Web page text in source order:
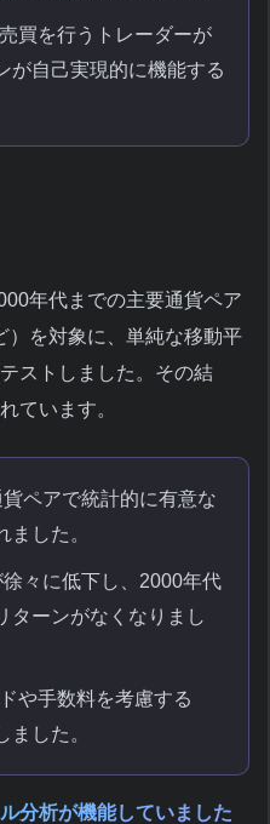
買を行うトレーダーが
が自己実現的に機能する
年代までの主要通貨ペア
）を対象に、単純な移動平
ストしました。その結
ています。
ペアで統計的に有意な
ました。
々に低下し、2000年代
ターンがなくなりまし
や手数料を考慮する
ました。
分析が機能していました